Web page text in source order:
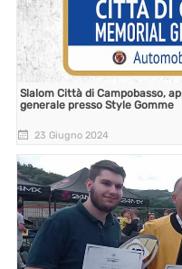
Slalom Città di Campobasso,
generale presso Style Gomme
23 Giugno 2024